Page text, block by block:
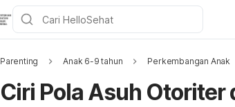
Parenting Anak 6-9 tahun Perkembangan Anak
Ciri Pola Asuh Otoriter